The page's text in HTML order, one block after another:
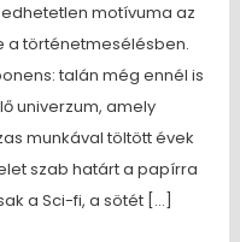
motívuma az
a történetmesélésben.
talán még ennél is
univerzum, amely
munkával töltött évek
szab határt a papírra
a Sci-fi, a sötét […]